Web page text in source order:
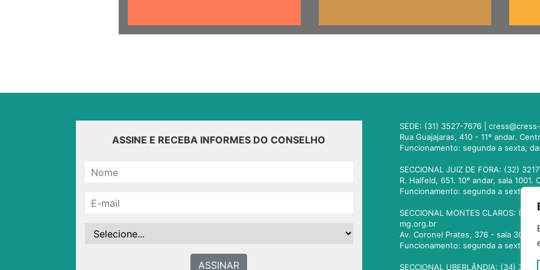
ASSINE E RECEBA INFORMES DO CONSELHO
ASSINAR
SEDE: (31) 3527-7676 |
Rua Guajajaras, 410 - 11º andar.
Funcionamento: segunda a sexta,
SECCIONAL JUIZ DE FORA: (32)
R. Halfeld, 651. 10º andar, sala
Funcionamento: segunda a sexta,
SECCIONAL MONTES CLAROS:
mg.org.br
Av. Coronel Prates, 376 - sala 301.
Funcionamento: segunda a sexta,
SECCIONAL UBERLÂNDIA: (34)